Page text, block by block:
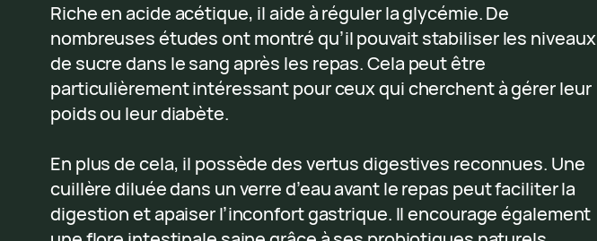
Riche en acide acétique, il aide à réguler la glycémie. De
nombreuses études ont montré qu’il pouvait stabiliser les niveaux
de sucre dans le sang après les repas. Cela peut être
particulièrement intéressant pour ceux qui cherchent à gérer leur
poids ou leur diabète.
En plus de cela, il possède des vertus digestives reconnues. Une
cuillère diluée dans un verre d’eau avant le repas peut faciliter la
digestion et apaiser l’inconfort gastrique. Il encourage également